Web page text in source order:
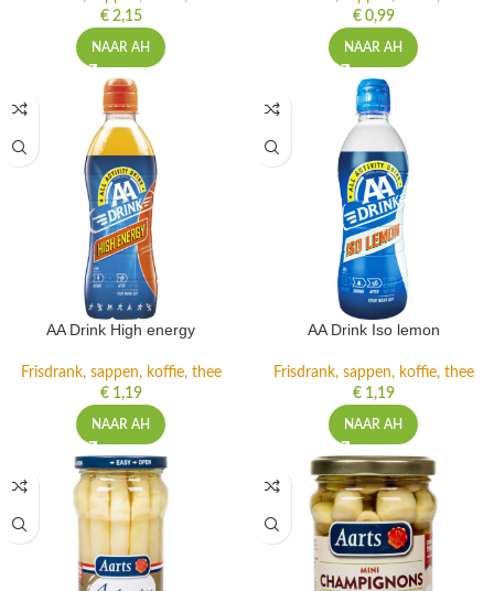
€2,15
NAAR AH
€0,99
NAAR AH
AA Drink High energy
Frisdrank, sappen, koffie, thee
€1,19
NAAR AH
AA Drink Iso lemon
Frisdrank, sappen, koffie, thee
€1,19
NAAR AH